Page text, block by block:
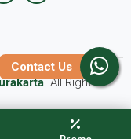
Contact Us
. All Rights